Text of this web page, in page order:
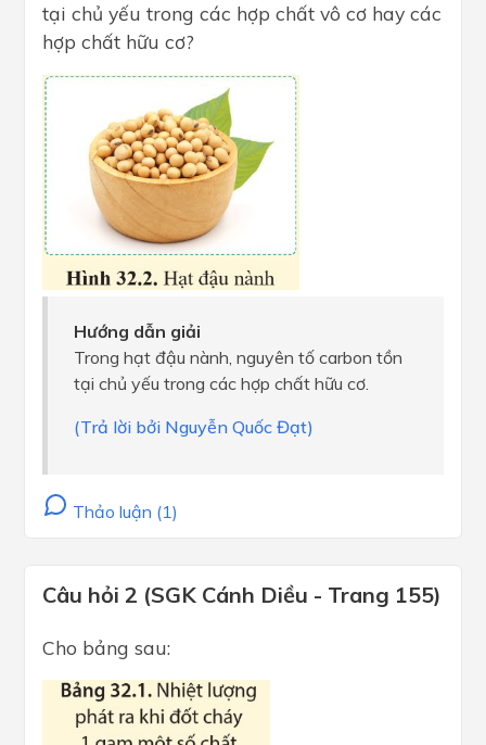
tại chủ yếu trong các hợp chất vô cơ hay các
hợp chất hữu cơ?
Hướng dẫn giải
Trong hạt đậu nành, nguyên tố carbon tồn
tại chủ yếu trong các hợp chất hữu cơ.
(Trả lời bởi Nguyễn Quốc Đạt)
Thảo luận (1)
Câu hỏi 2 (SGK Cánh Diều - Trang 155)
Cho bảng sau: